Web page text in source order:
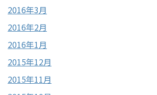
2016年3月
2016年2月
2016年1月
2015年12月
2015年11月